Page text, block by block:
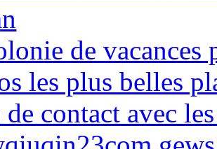
de vacances
les plus belles
de contact avec